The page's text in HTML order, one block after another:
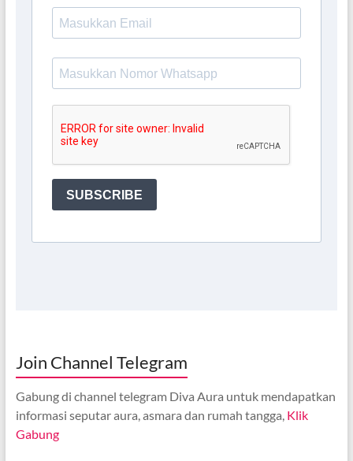
Join Channel Telegram
Gabung di channel telegram Diva Aura untuk mendapatkan
informasi seputar aura, asmara dan rumah tangga, Klik
Gabung